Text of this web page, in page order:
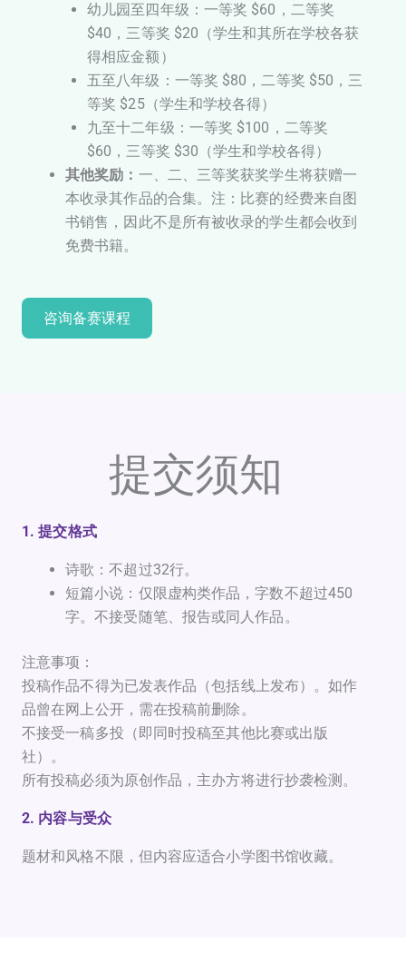
幼儿园至四年级：一等奖 $60，二等奖
$40，三等奖 $20（学生和其所在学校各获
得相应金额）
五至八年级：一等奖 $80，二等奖 $50，三
等奖 $25（学生和学校各得）
九至十二年级：一等奖 $100，二等奖
$60，三等奖 $30（学生和学校各得）
其他奖励： 一、二、三等奖获奖学生将获赠一
本收录其作品的合集。注：比赛的经费来自图
书销售，因此不是所有被收录的学生都会收到
免费书籍。
咨询备赛课程
提交须知
1. 提交格式
诗歌：不超过32行。
短篇小说：仅限虚构类作品，字数不超过450
字。不接受随笔、报告或同人作品。
注意事项：
投稿作品不得为已发表作品（包括线上发布）。如作
品曾在网上公开，需在投稿前删除。
不接受一稿多投（即同时投稿至其他比赛或出版
社）。
所有投稿必须为原创作品，主办方将进行抄袭检测。
2. 内容与受众
题材和风格不限，但内容应适合小学图书馆收藏。